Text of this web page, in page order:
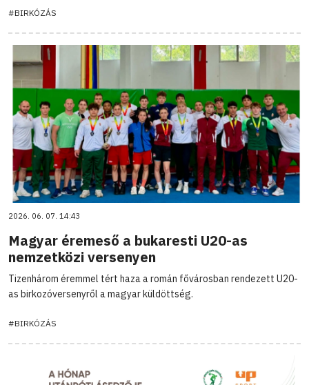
#BIRKÓZÁS
2026. 06. 07. 14:43
Magyar éremeső a bukaresti U20-as
nemzetközi versenyen
Tizenhárom éremmel tért haza a román fővárosban rendezett U20-
as birkozóversenyről a magyar küldöttség.
#BIRKÓZÁS